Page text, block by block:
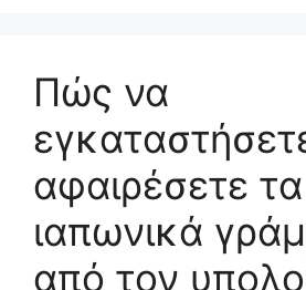
Πώς να
αφαιρέσετε τα
ιαπωνικά
από τον